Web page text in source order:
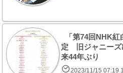
「第74回NHK紅
定 旧ジャニー
来44年ぶり
2023/11/15 07:19